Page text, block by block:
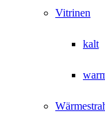
Vitrinen
kalt